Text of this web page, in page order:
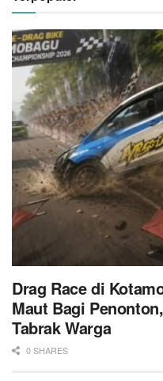
Drag Race di
Maut Bagi
Tabrak Warga
0 SHARES